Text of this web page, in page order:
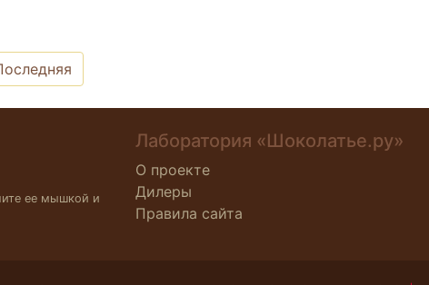
ее мышкой и
Лаборатория «Шоколатье.ру»
О проекте
Дилеры
Правила сайта